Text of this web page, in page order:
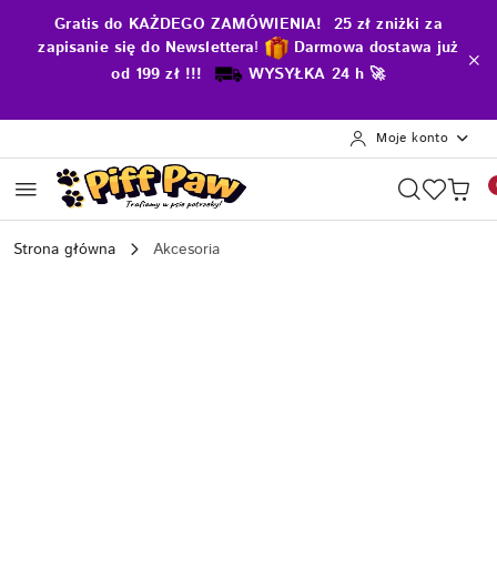
Przejdź do treści głównej
Przejdź do wyszukiwarki
Przejdź do moje konto
Przejdź do menu głównego
Przejdź do opisu produktu
Przejdź do stopki
Gratis do KAŻDEGO ZAMÓWIENIA! 25 zł zniżki za
zapisanie się do Newslettera! Darmowa dostawa już
od 199 zł !!!
WYSYŁKA 24 h 🚀
Moje konto
Strona główna Akcesoria